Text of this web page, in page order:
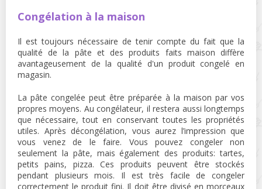
Congélation à la maison
Il est toujours nécessaire de tenir compte du fait que la
qualité de la pâte et des produits faits maison diffère
avantageusement de la qualité d'un produit congelé en
magasin.
La pâte congelée peut être préparée à la maison par vos
propres moyens. Au congélateur, il restera aussi longtemps
que nécessaire, tout en conservant toutes les propriétés
utiles. Après décongélation, vous aurez l’impression que
vous venez de le faire. Vous pouvez congeler non
seulement la pâte, mais également des produits: tartes,
petits pains, pizza. Ces produits peuvent être stockés
pendant plusieurs mois. Il est très facile de congeler
correctement le produit fini. Il doit être divisé en morceaux